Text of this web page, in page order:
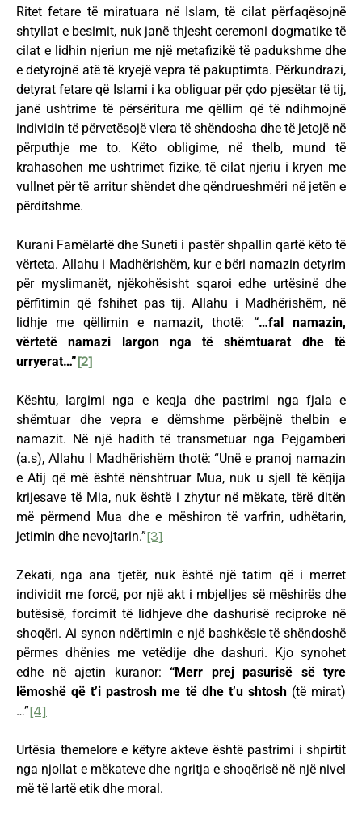
Ritet fetare të miratuara në Islam, të cilat përfaqësojnë
shtyllat e besimit, nuk janë thjesht ceremoni dogmatike të
cilat e lidhin njeriun me një metafizikë të padukshme dhe
e detyrojnë atë të kryejë vepra të pakuptimta. Përkundrazi,
detyrat fetare që Islami i ka obliguar për çdo pjesëtar të tij,
janë ushtrime të përsëritura me qëllim që të ndihmojnë
individin të përvetësojë vlera të shëndosha dhe të jetojë në
përputhje me to. Këto obligime, në thelb, mund të
krahasohen me ushtrimet fizike, të cilat njeriu i kryen me
vullnet për të arritur shëndet dhe qëndrueshmëri në jetën e
përditshme.
Kurani Famëlartë dhe Suneti i pastër shpallin qartë këto të
vërteta. Allahu i Madhërishëm, kur e bëri namazin detyrim
për myslimanët, njëkohësisht sqaroi edhe urtësinë dhe
përfitimin që fshihet pas tij. Allahu i Madhërishëm, në
lidhje me qëllimin e namazit, thotë: “…fal namazin,
vërtetë namazi largon nga të shëmtuarat dhe të
urryerat…”[2]
Kështu, largimi nga e keqja dhe pastrimi nga fjala e
shëmtuar dhe vepra e dëmshme përbëjnë thelbin e
namazit. Në një hadith të transmetuar nga Pejgamberi
(a.s), Allahu I Madhërishëm thotë: “Unë e pranoj namazin
e Atij që më është nënshtruar Mua, nuk u sjell të këqija
krijesave të Mia, nuk është i zhytur në mëkate, tërë ditën
më përmend Mua dhe e mëshiron të varfrin, udhëtarin,
jetimin dhe nevojtarin.”[3]
Zekati, nga ana tjetër, nuk është një tatim që i merret
individit me forcë, por një akt i mbjelljes së mëshirës dhe
butësisë, forcimit të lidhjeve dhe dashurisë reciproke në
shoqëri. Ai synon ndërtimin e një bashkësie të shëndoshë
përmes dhënies me vetëdije dhe dashuri. Kjo synohet
edhe në ajetin kuranor: “Merr prej pasurisë së tyre
lëmoshë që t’i pastrosh me të dhe t’u shtosh (të mirat)
…”[4]
Urtësia themelore e këtyre akteve është pastrimi i shpirtit
nga njollat e mëkateve dhe ngritja e shoqërisë në një nivel
më të lartë etik dhe moral.